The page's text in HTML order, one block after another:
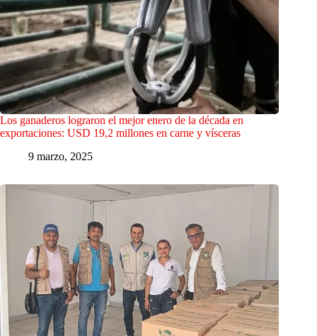
Los ganaderos lograron el mejor enero de la década en
exportaciones: USD 19,2 millones en carne y vísceras
9 marzo, 2025